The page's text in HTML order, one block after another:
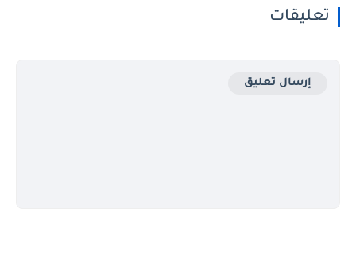
تعليقات
إرسال تعليق